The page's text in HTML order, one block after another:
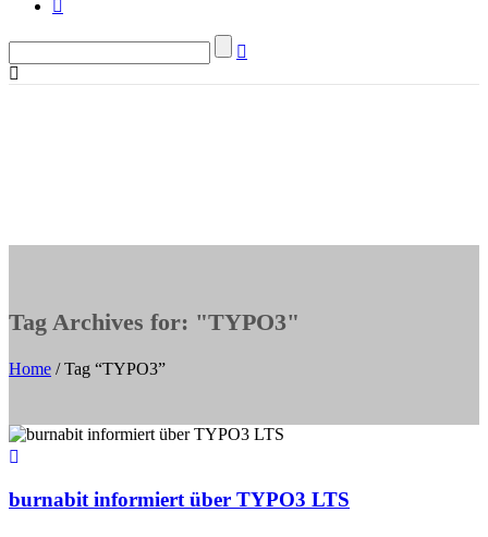
Tag Archives for: "TYPO3"
Home / Tag “TYPO3”
burnabit informiert über TYPO3 LTS